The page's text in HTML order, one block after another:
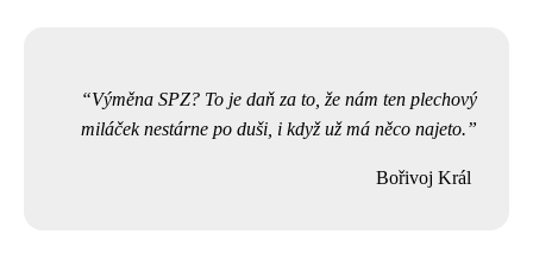
Výměna SPZ? To je daň za to, že nám ten plechový
miláček nestárne po duši, i když už má něco najeto.
Bořivoj Král